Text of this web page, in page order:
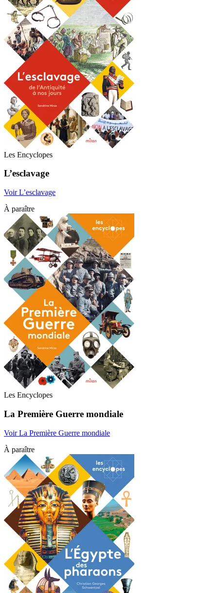
Les Encyclopes
L’esclavage
Voir L’esclavage
À paraître
Les Encyclopes
La Première Guerre mondiale
Voir La Première Guerre mondiale
À paraître